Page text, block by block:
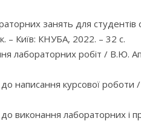
занять для студентів
– Київ: КНУБА, 2022. – 32 с.
лабораторних робіт / В.Ю.
до написання курсової
до виконання лабораторних і